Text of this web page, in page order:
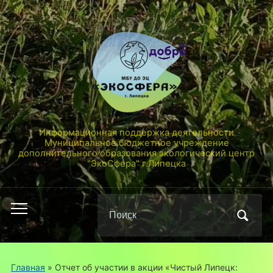
Информационная поддержка деятельности
Муниципальное бюджетное учреждение
дополнительного образования экологический центр
"ЭкоСфера" г.Липецка
Переключить
мобильное
меню
Поиск
по:
Главная » Отчет об участии в акции «Чистый Липецк: